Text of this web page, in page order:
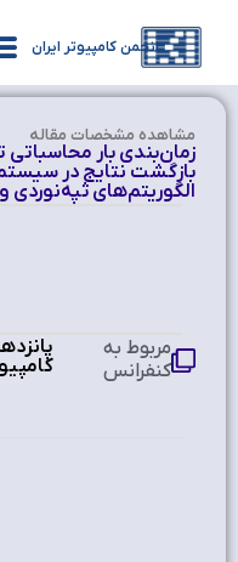
انجمن کامپیوتر ایران
مشاهده‌ مشخصات مقاله
زمان‌بندی بار محاسباتی
بازگشت نتایج در
الگوریتم‌های ثپه‌نوردی
مربوط به
کنفرانس